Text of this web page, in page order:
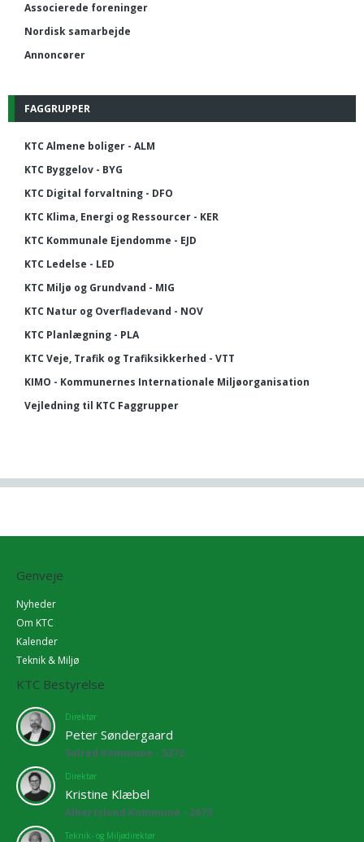
Associerede foreninger
Nordisk samarbejde
Annoncører
FAGGRUPPER
KTC Almene boliger - ALM
KTC Byggelov - BYG
KTC Digital forvaltning - DFO
KTC Klima, Energi og Ressourcer - KER
KTC Kommunale Ejendomme - EJD
KTC Ledelse - LED
KTC Miljø og Grundvand - MIG
KTC Natur og Overfladevand - NOV
KTC Planlægning - PLA
KTC Veje, Trafik og Trafiksikkerhed - VTT
KIMO - Kommunernes Internationale Miljøorganisation
Vejledning til KTC Faggrupper
Genveje
Nyheder
Om KTC
Kalender
Teknik & Miljø
KTC Bestyrelse
Direktør
Peter Søndergaard
Solrød Kommune - 5272
Direktør
Kristine Klæbel
Albertslund Kommune - 2673
Teknik- og Miljødirektør